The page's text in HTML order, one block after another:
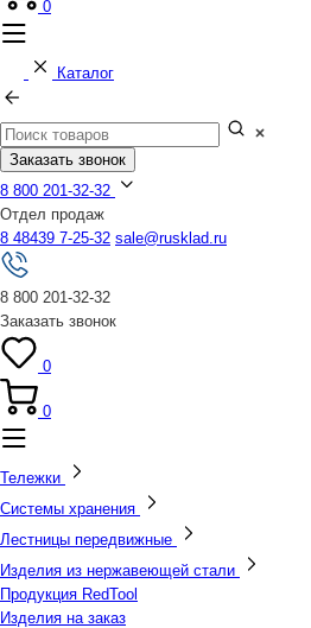
0
Каталог
Заказать звонок
8 800 201-32-32
Отдел продаж
8 48439 7-25-32 sale@rusklad.ru
8 800 201-32-32
Заказать звонок
0
0
Тележки
Системы хранения
Лестницы передвижные
Изделия из нержавеющей стали
Продукция RedTool
Изделия на заказ